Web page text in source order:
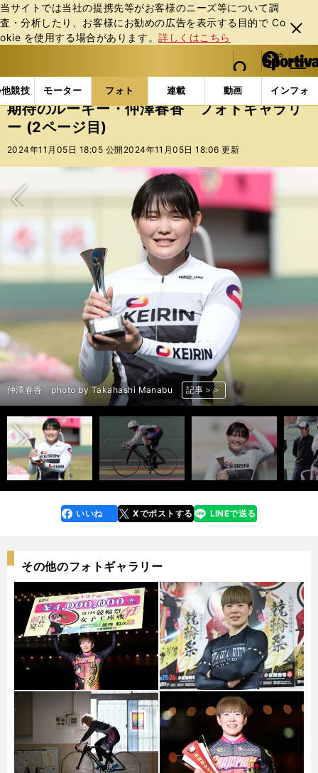
当サイトでは当社の提携先等がお客様のニーズ等について調
査・分析したり、お客様にお勧めの広告を表⽰する⽬的で Co
okie を使⽤する場合があります。詳しくはこちら
閉じ
る
web Sportiva (webスポルティーバ)
検索
マイペ
ー
ジ
メニュ
競技 モーター フォト 連載 動画 インフォ
b
ス
ポ
ル
バ
フォトギャラリー コラムフォト 期待のルーキー・
期待のルーキー・仲澤春香 フォトギャラリ
ー (2ページ目)
2024年11月05日 18:05 公開 2024年11月05日 18:06 更新
次へ
仲澤春香 photo by Takahashi Manabu 記事＞＞
仲澤春香 photo by Takahashi Manabu 記事＞＞
仲澤春香 photo by Takahashi Manabu 記事＞＞
仲澤春香 photo by Takahashi Manabu 記事＞＞
仲澤春香 photo by Takahashi Manabu 記事＞＞
仲澤春香 photo by Takahashi Manabu 記事＞＞
仲澤春香（白・１番車） photo by Takahashi Manabu
仲澤春香 photo by Takahashi Manabu 記事＞＞
仲澤春香（白・１番車） photo by Takahashi Manabu
仲澤春香 photo by Takahashi Manabu 記事＞＞
仲澤春香 photo by Takahashi Manabu 記事＞＞
仲澤春香 photo by Takahashi Manabu 記事＞＞
仲澤春香 photo by Takahashi Manabu 記事＞＞
前へ
faceboo
k
いいね Xでポストする
line LINEで送る
その他のフォトギャラリー